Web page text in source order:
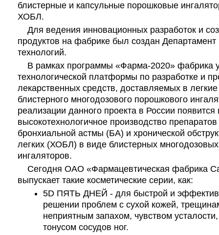
блистерные и капсульные порошковые
ХОБЛ.
Для ведения инновационных разработок и
продуктов на фабрике был создан
технологий.
В рамках программы «Фарма-2020» фабрика
технологической платформы по разработке и
лекарственных средств, доставляемых в
блистерного многодозового порошкового
реализации данного проекта в России появится
высокотехнологичное производство
бронхиальной астмы (БА) и хронической
легких (ХОБЛ) в виде блистерных
ингаляторов.
Сегодня ОАО «Фармацевтическая фабрика
выпускает такие косметические серии, как:
5D ПЯТЬ ДНЕЙ - для быстрой и
решении проблем с сухой кожей,
неприятным запахом, чувством
тонусом сосудов ног.